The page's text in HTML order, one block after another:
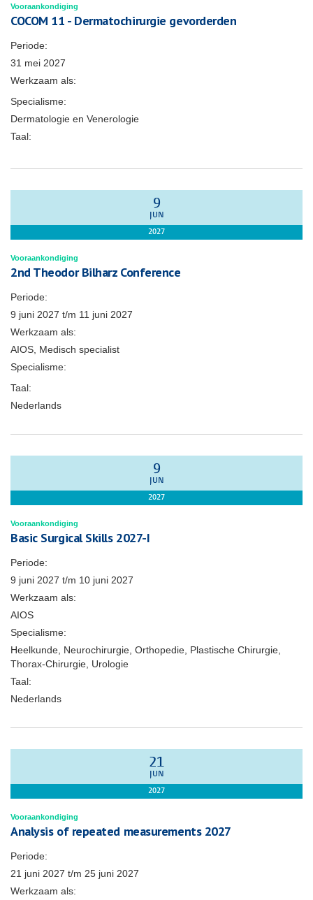
Vooraankondiging
COCOM 11 - Dermatochirurgie gevorderden
Periode:
31 mei 2027
Werkzaam als:
Specialisme:
Dermatologie en Venerologie
Taal:
9
JUN
2027
Vooraankondiging
2nd Theodor Bilharz Conference
Periode:
9 juni 2027 t/m 11 juni 2027
Werkzaam als:
AIOS, Medisch specialist
Specialisme:
Taal:
Nederlands
9
JUN
2027
Vooraankondiging
Basic Surgical Skills 2027-I
Periode:
9 juni 2027 t/m 10 juni 2027
Werkzaam als:
AIOS
Specialisme:
Heelkunde, Neurochirurgie, Orthopedie, Plastische Chirurgie,
Thorax-Chirurgie, Urologie
Taal:
Nederlands
21
JUN
2027
Vooraankondiging
Analysis of repeated measurements 2027
Periode:
21 juni 2027 t/m 25 juni 2027
Werkzaam als: